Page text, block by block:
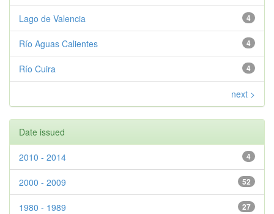
4
Lago de Valencia
4
Río Aguas Calientes
4
Río Cuira
next >
Date issued
4
2010 - 2014
52
2000 - 2009
27
1980 - 1989